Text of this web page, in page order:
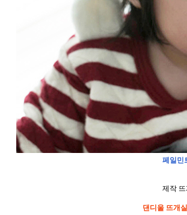
페일민
제작 뜨
댄디울 뜨개